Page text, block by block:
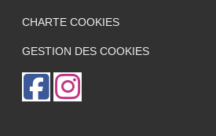
CHARTE COOKIES
GESTION DES COOKIES